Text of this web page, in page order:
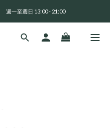
免 運 費 🤘🏻
週一至週日 13:00 - 21:00
免 運 費 🤘🏻